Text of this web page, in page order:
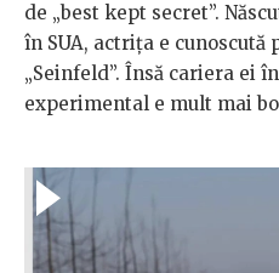
de „best kept secret”.
în SUA, actrița e
„Seinfeld”. Însă cariera ei
experimental e mult mai